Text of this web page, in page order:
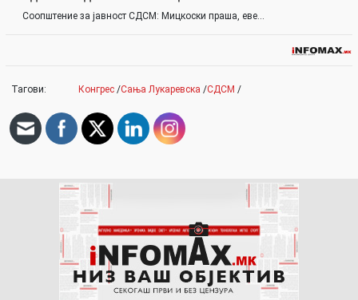
Соопштение за јавност СДСМ: Мицкоски праша, еве…
Тагови: Конгрес /Сања Лукаревска /СДСМ /